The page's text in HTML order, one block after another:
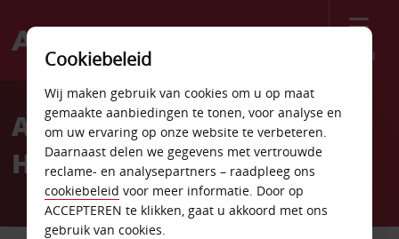
Menu
Welcome
AvisAutoverhuur in Bosnië en
Herzegovina
Cookiebeleid
Wij maken gebruik van cookies om u op maat
gemaakte aanbiedingen te tonen, voor analyse en
om uw ervaring op onze website te verbeteren.
Daarnaast delen we gegevens met vertrouwde
reclame- en analysepartners – raadpleeg ons
cookiebeleid voor meer informatie. Door op
ACCEPTEREN te klikken, gaat u akkoord met ons
gebruik van cookies.